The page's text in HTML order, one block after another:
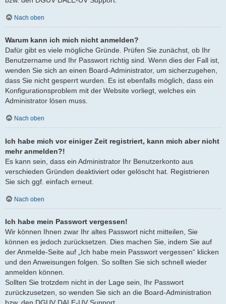
Nach oben
Warum kann ich mich nicht anmelden?
Dafür gibt es viele mögliche Gründe. Prüfen Sie zunächst, ob Ihr
Benutzername und Ihr Passwort richtig sind. Wenn dies der Fall ist,
wenden Sie sich an einen Board-Administrator, um sicherzugehen,
dass Sie nicht gesperrt wurden. Es ist ebenfalls möglich, dass ein
Konfigurationsproblem mit der Website vorliegt, welches ein
Administrator lösen muss.
Nach oben
Ich habe mich vor einiger Zeit registriert, kann mich aber nicht
mehr anmelden?!
Es kann sein, dass ein Administrator Ihr Benutzerkonto aus
verschieden Gründen deaktiviert oder gelöscht hat. Registrieren
Sie sich ggf. einfach erneut.
Nach oben
Ich habe mein Passwort vergessen!
Wir können Ihnen zwar Ihr altes Passwort nicht mitteilen, Sie
können es jedoch zurücksetzen. Dies machen Sie, indem Sie auf
der Anmelde-Seite auf „Ich habe mein Passwort vergessen“ klicken
und den Anweisungen folgen. So sollten Sie sich schnell wieder
anmelden können.
Sollten Sie trotzdem nicht in der Lage sein, Ihr Passwort
zurückzusetzen, so wenden Sie sich an die Board-Administration